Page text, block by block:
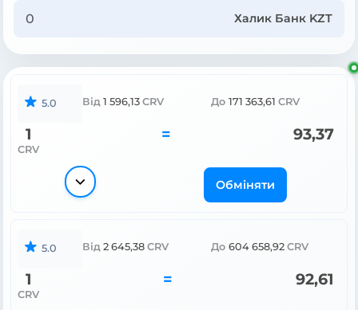
Халик Банк KZT
5.0 Від 1 596,13 CRV До 171 363,61 CRV
1
CRV
= 93,37
Обміняти
5.0 Від 2 645,38 CRV До 604 658,92 CRV
1
CRV
= 92,61